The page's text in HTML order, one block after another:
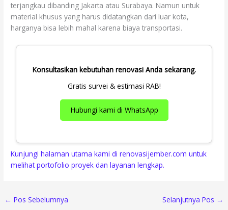
terjangkau dibanding Jakarta atau Surabaya. Namun untuk
material khusus yang harus didatangkan dari luar kota,
harganya bisa lebih mahal karena biaya transportasi.
Konsultasikan kebutuhan renovasi Anda sekarang.
Gratis survei & estimasi RAB!
Hubungi kami di WhatsApp
Kunjungi halaman utama kami di renovasijember.com untuk
melihat portofolio proyek dan layanan lengkap.
← Pos Sebelumnya Selanjutnya Pos →